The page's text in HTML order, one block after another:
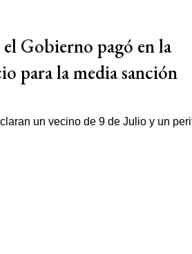
Gobierno pagó en la
para la media sanción